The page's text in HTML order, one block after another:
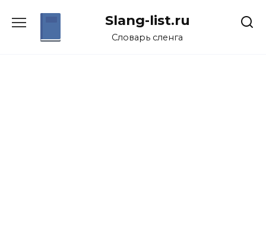
Slang-list.ru
Словарь сленга